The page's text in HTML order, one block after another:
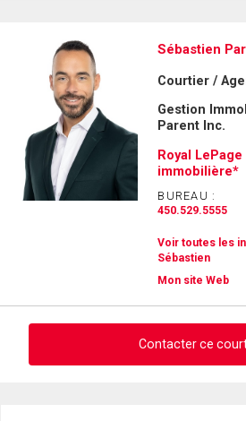
Sébastien
Courtier /
Gestion
Parent Inc.
Royal
immobilière*
BUREAU :
450.529.5555
Voir toutes les
Sébastien
Mon site Web
Contacter ce